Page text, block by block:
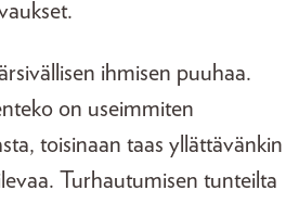
ihmisen puuhaa.
on useimmiten
toisinaan taas yllättävänkin
Turhautumisen tunteilta